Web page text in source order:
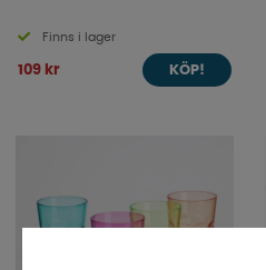
Finns i lager
109 kr KÖP!